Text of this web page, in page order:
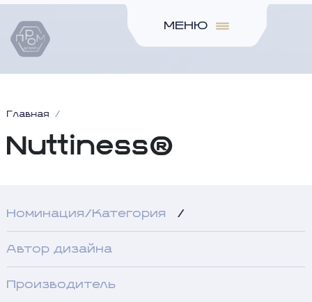
Главная
Nuttiness®
Номинация/Категория /
Автор дизайна
Производитель